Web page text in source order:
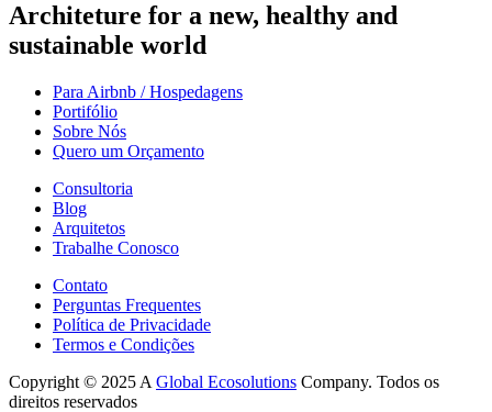
Architeture for a new, healthy and
sustainable world
Para Airbnb / Hospedagens
Portifólio
Sobre Nós
Quero um Orçamento
Consultoria
Blog
Arquitetos
Trabalhe Conosco
Contato
Perguntas Frequentes
Política de Privacidade
Termos e Condições
Copyright © 2025 A Global Ecosolutions Company. Todos os
direitos reservados